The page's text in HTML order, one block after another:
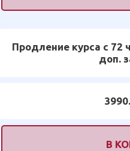
Продление курса с 72
доп.
В